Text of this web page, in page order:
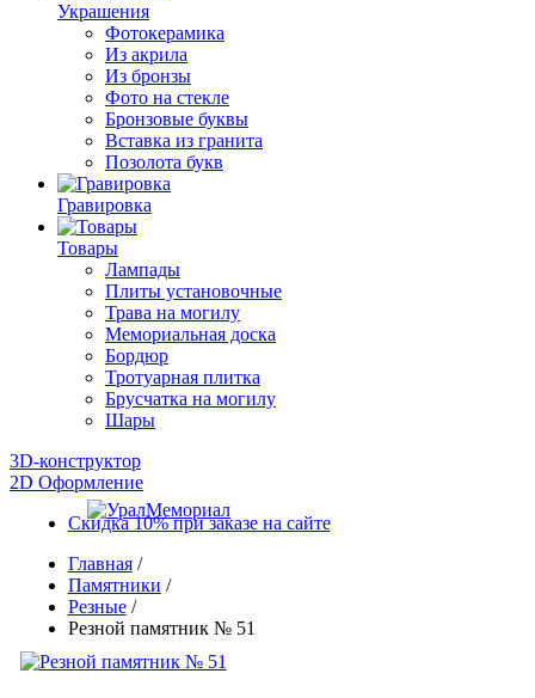
Украшения
Фотокерамика
Из акрила
Из бронзы
Фото на стекле
Бронзовые буквы
Вставка из гранита
Позолота букв
Гравировка
Товары
Лампады
Плиты установочные
Трава на могилу
Мемориальная доска
Бордюр
Тротуарная плитка
Брусчатка на могилу
Шары
3D-конструктор
2D Оформление
Скидка 10% при заказе на сайте
Главная /
Памятники /
Резные /
Резной памятник № 51